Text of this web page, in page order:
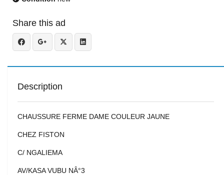
Share this ad
Description
CHAUSSURE FERME DAME COULEUR JAUNE
CHEZ FISTON
C/ NGALIEMA
AV/KASA VUBU NÂ°3